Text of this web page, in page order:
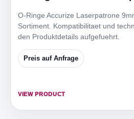
O-Ringe Accurize Laserpatrone
Sortiment. Kompatibilitaet und
den Produktdetails aufgefuehrt.
Preis auf Anfrage
VIEW PRODUCT